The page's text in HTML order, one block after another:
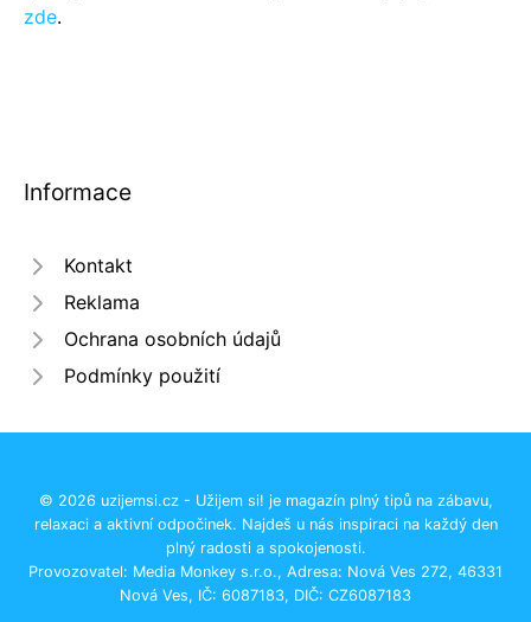
zde.
Informace
Kontakt
Reklama
Ochrana osobních údajů
Podmínky použití
© 2026 uzijemsi.cz - Užijem si! je magazín plný tipů na zábavu,
relaxaci a aktivní odpočinek. Najdeš u nás inspiraci na každý den
plný radosti a spokojenosti.
Provozovatel: Media Monkey s.r.o., Adresa: Nová Ves 272, 46331
Nová Ves, IČ: 6087183, DIČ: CZ6087183